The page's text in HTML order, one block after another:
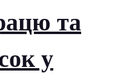
та
у